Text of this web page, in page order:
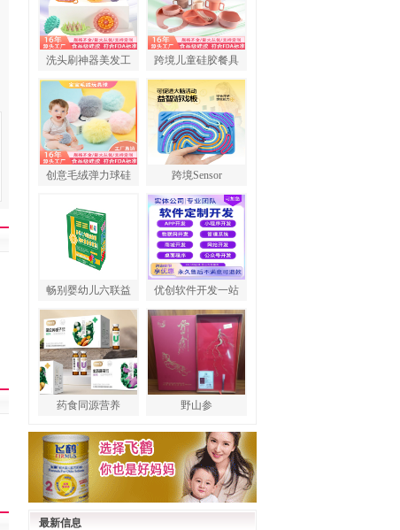
洗头刷神器美发工 跨境儿童硅胶餐具
创意毛绒弹力球硅 跨境Sensor
畅别婴幼儿六联益 优创软件开发一站
药食同源营养 野山参
最新信息